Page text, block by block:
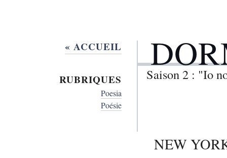
Saison 2 : "Io
NEW
« ACCUEIL
RUBRIQUES
Poesia
Poésie